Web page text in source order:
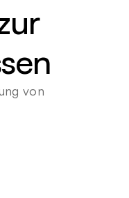
von